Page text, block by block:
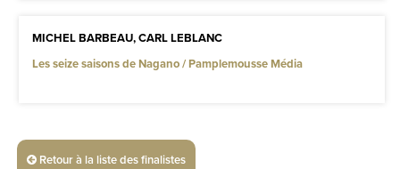
MICHEL BARBEAU, CARL LEBLANC
Les seize saisons de Nagano / Pamplemousse Média
Retour à la liste des finalistes